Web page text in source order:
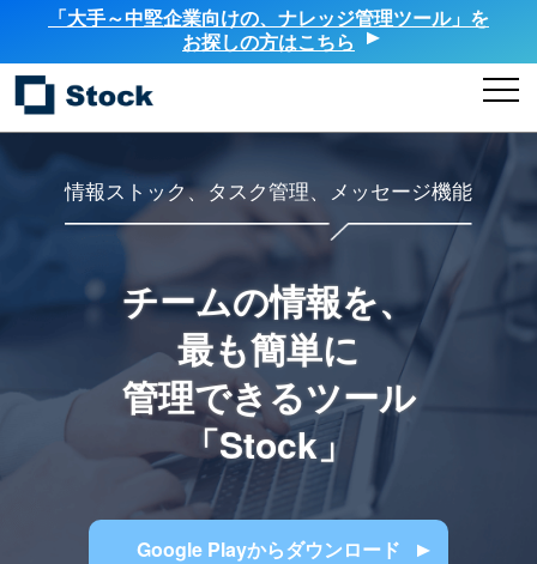
「大手～中堅企業向けの、ナレッジ管理ツール」を
お探しの方はこちら
情報ストック、タスク管理、メッセージ機能
チームの情報を、
最も簡単に
管理できるツール
「Stock」
Google Playからダウンロード